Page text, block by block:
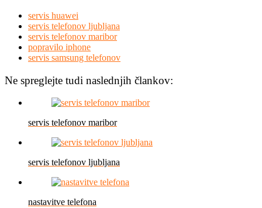
servis huawei
servis telefonov ljubljana
servis telefonov maribor
popravilo iphone
servis samsung telefonov
Ne spreglejte tudi naslednjih člankov:
servis telefonov maribor
servis telefonov ljubljana
nastavitve telefona